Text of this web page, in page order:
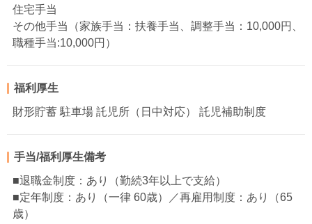
住宅手当
その他手当（家族手当：扶養手当、調整手当：10,000円、
職種手当:10,000円）
福利厚生
財形貯蓄 駐車場 託児所（日中対応） 託児補助制度
手当/福利厚生備考
■退職金制度：あり（勤続3年以上で支給）
■定年制度：あり（一律 60歳）／再雇用制度：あり（65
歳）